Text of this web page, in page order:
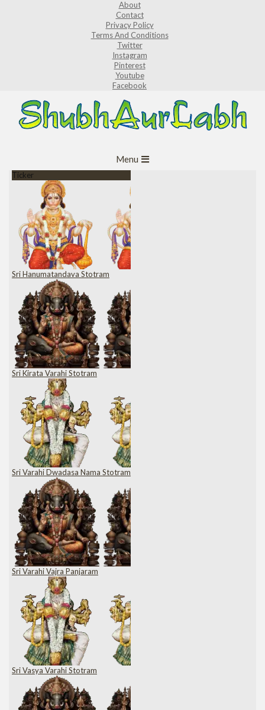
About
Contact
Privacy Policy
Terms And Conditions
Twitter
Instagram
Pinterest
Youtube
Facebook
Navigation
Menu
Ticker
Sri Hanumatandava Stotram
Sri Kirata Varahi Stotram
Sri Varahi Dwadasa Nama Stotram
Sri Varahi Vajra Panjaram
Sri Vasya Varahi Stotram